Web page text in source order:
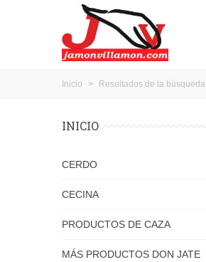
Inicio > Resultados de la búsqueda
INICIO
CERDO
CECINA
PRODUCTOS DE CAZA
MÁS PRODUCTOS DON JATE